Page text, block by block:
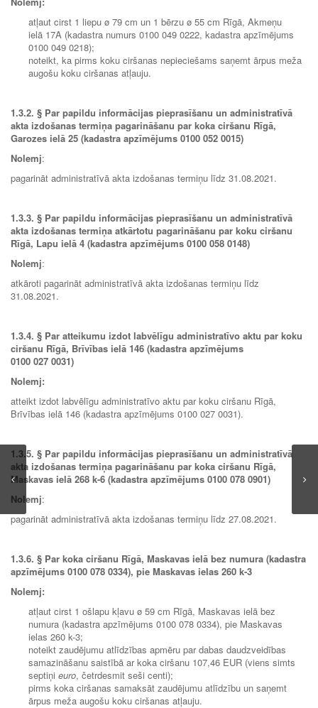
atļaut cirst 1 liepu ø 79 cm un 1 bērzu ø 55 cm Rīgā, Akmeņu
ielā 17A (kadastra numurs 0100 049 0222, kadastra apzīmējums
0100 049 0218);
noteikt, ka pirms koku ciršanas nepieciešams saņemt ārpus meža
augošu koku ciršanas atļauju.
1.3.2. § Par papildu informācijas pieprasīšanu un administratīvā
akta izdošanas termiņa pagarināšanu par koka ciršanu Rīgā,
Garozes ielā 25 (kadastra apzīmējums 0100 052 0015)
Nolemj:
pagarināt administratīvā akta izdošanas termiņu līdz 31.08.2021.
1.3.3. § Par papildu informācijas pieprasīšanu un administratīvā
akta izdošanas termiņa atkārtotu pagarināšanu par koku ciršanu
Rīgā, Lapu ielā 4 (kadastra apzīmējums 0100 058 0148)
Nolemj:
atkāroti pagarināt administratīvā akta izdošanas termiņu līdz
31.08.2021.
1.3.4. § Par atteikumu izdot labvēlīgu administratīvo aktu par koku
ciršanu Rīgā, Brīvības ielā 146 (kadastra apzīmējums
0100 027 0031)
Nolemj:
atteikt izdot labvēlīgu administratīvo aktu par koku ciršanu Rīgā,
Brīvības ielā 146 (kadastra apzīmējums 0100 027 0031).
1.3.5. § Par papildu informācijas pieprasīšanu un administratīvā
akta izdošanas termiņa pagarināšanu par koka ciršanu Rīgā,
Maskavas ielā 268 k-6 (kadastra apzīmējums 0100 078 0901)
Nolemj:
pagarināt administratīvā akta izdošanas termiņu līdz 27.08.2021.
1.3.6. § Par koka ciršanu Rīgā, Maskavas ielā bez numura (kadastra
apzīmējums 0100 078 0334), pie Maskavas ielas 260 k-3
Nolemj:
atļaut cirst 1 ošlapu kļavu ø 59 cm Rīgā, Maskavas ielā bez
numura (kadastra apzīmējums 0100 078 0334), pie Maskavas
ielas 260 k-3;
noteikt zaudējumu atlīdzības apmēru par dabas daudzveidības
samazināšanu saistībā ar koka ciršanu 107,46 EUR (viens simts
septiņi euro, četrdesmit seši centi);
pirms koka ciršanas samaksāt zaudējumu atlīdzību un saņemt
ārpus meža augošu koku ciršanas atļauju.